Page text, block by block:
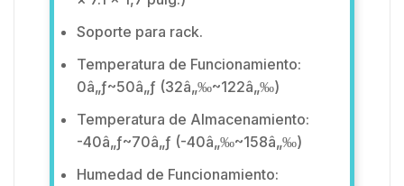
Soporte para rack.
Temperatura de Funcionamiento:
0â„ƒ~50â„ƒ (32â„‰~122â„‰)
Temperatura de Almacenamiento:
-40â„ƒ~70â„ƒ (-40â„‰~158â„‰)
Humedad de Funcionamiento: